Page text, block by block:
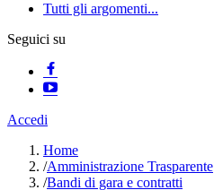
Tutti gli argomenti...
Seguici su
Accedi
Home
/Amministrazione Trasparente
/Bandi di gara e contratti